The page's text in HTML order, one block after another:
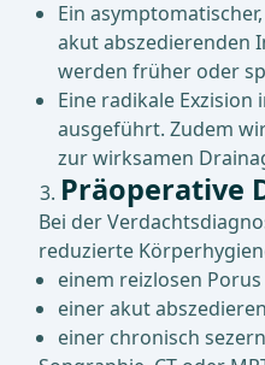
Ein
akut abszedierenden
werden früher oder
Eine radikale
ausgeführt. Zudem
zur wirksamen
Präoperative
Bei der
reduzierte
einem reizlosen Porus
einer akut
einer chronisch